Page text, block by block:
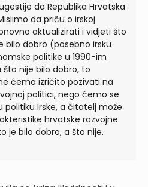
da Republika Hrvatska
da priču o irskoj
aktualizirati i vidjeti što
bilo dobro (posebno irsku
politike u 1990-im
nije bilo dobro, to
ćemo izričito pozivati na
politici, nego ćemo se
Irske, a čitatelj može
hrvatske razvojne
je bilo dobro, a što nije.